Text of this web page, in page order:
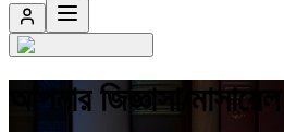
আপনার জিজ্ঞাসা/মাসায়েল